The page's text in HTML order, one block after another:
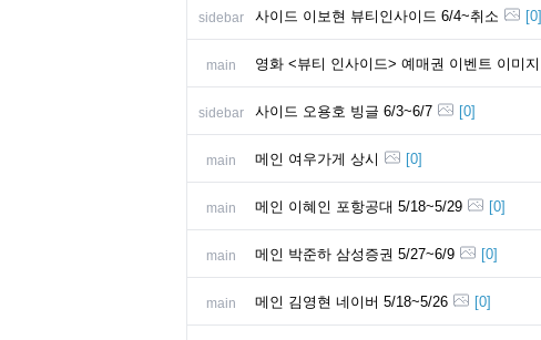
sidebar 사이드 이보현 뷰티인사이드 6/4~취소 [0]
main 영화 <뷰티 인사이드> 예매권 이벤트 이미지
sidebar 사이드 오용호 빙글 6/3~6/7 [0]
main 메인 여우가게 상시 [0]
main 메인 이혜인 포항공대 5/18~5/29 [0]
main 메인 박준하 삼성증권 5/27~6/9 [0]
main 메인 김영현 네이버 5/18~5/26 [0]